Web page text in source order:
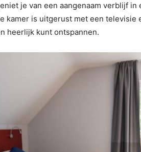
je van een aangenaam verblijf in
kamer is uitgerust met een televisie
heerlijk kunt ontspannen.